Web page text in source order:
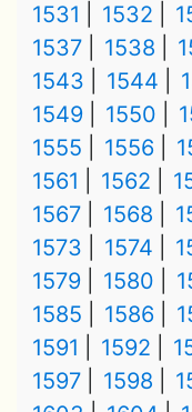
1531
1532
1537
1538
1543
1544
1549
1550
1555
1556
1561
1562
1567
1568
1573
1574
1579
1580
1585
1586
1591
1592
1597
1598